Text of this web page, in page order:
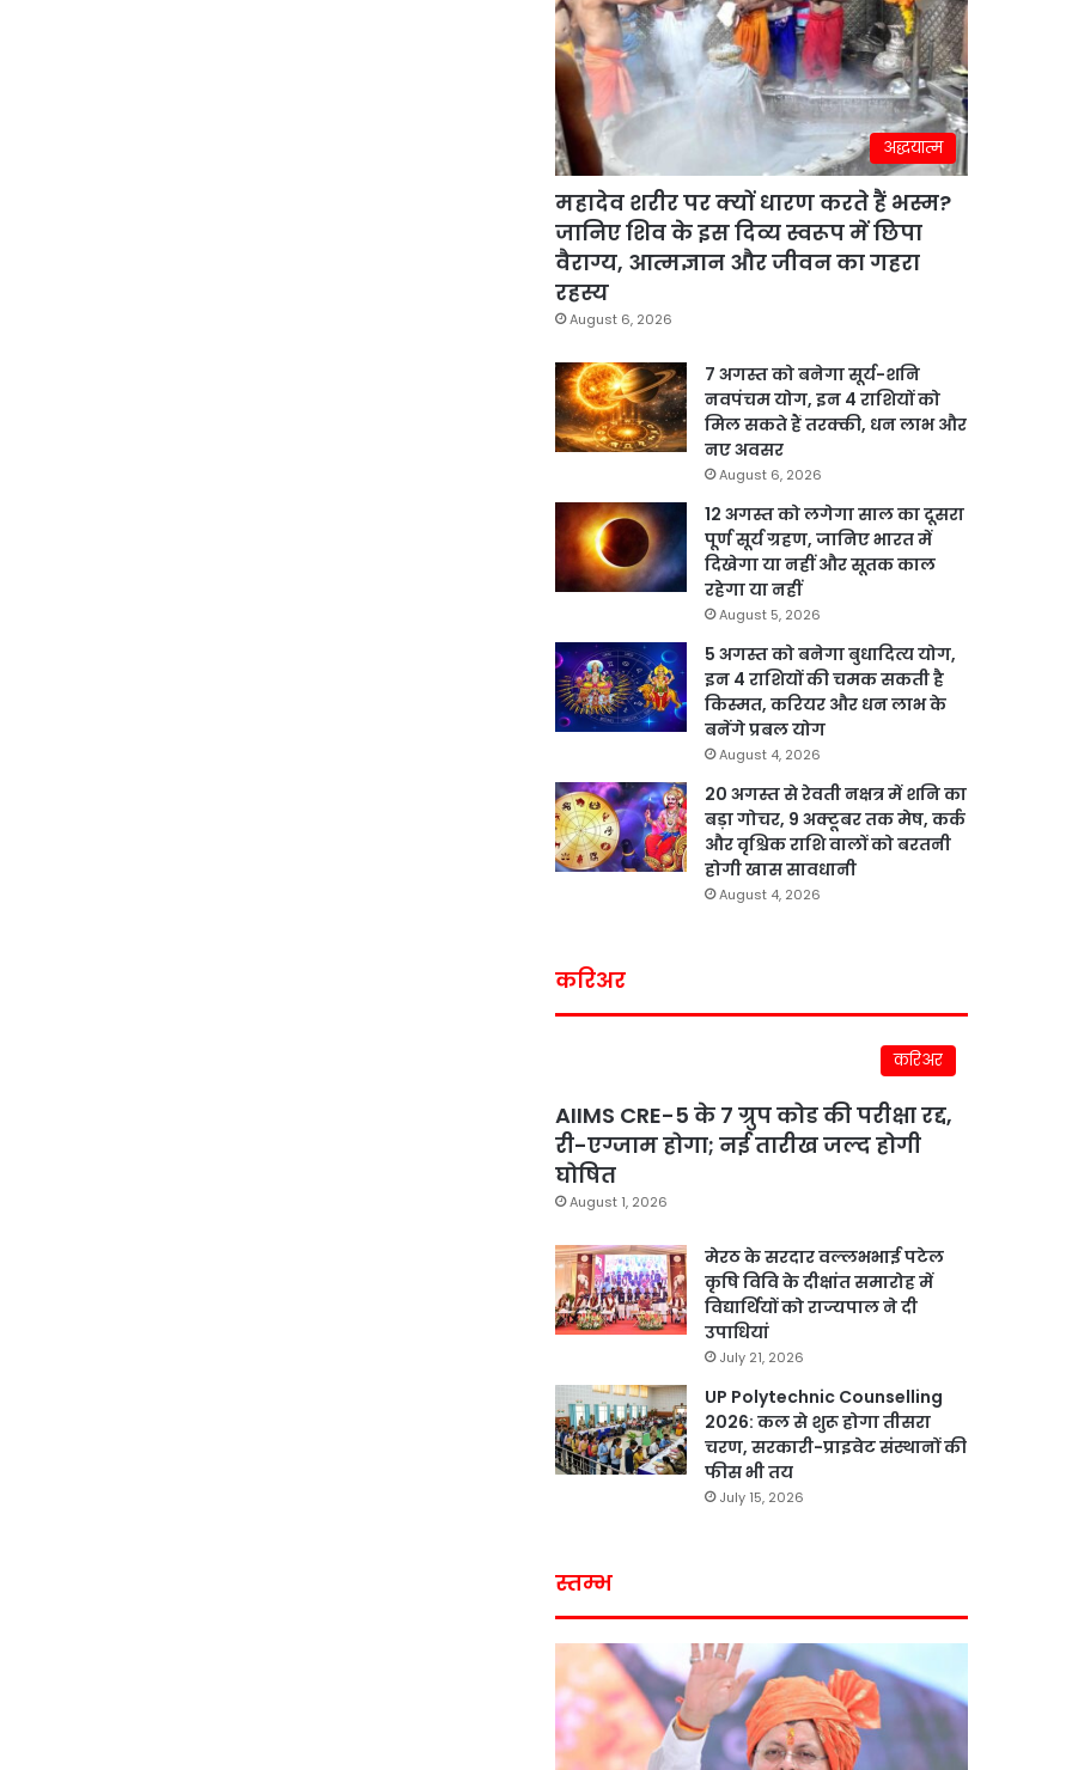
अद्धयात्म
महादेव शरीर पर क्यों धारण करते हैं भस्म?
जानिए शिव के इस दिव्य स्वरूप में छिपा
वैराग्य, आत्मज्ञान और जीवन का गहरा
रहस्य
August 6, 2026
7 अगस्त को बनेगा सूर्य-शनि
नवपंचम योग, इन 4 राशियों को
मिल सकते हैं तरक्की, धन लाभ और
नए अवसर
August 6, 2026
12 अगस्त को लगेगा साल का दूसरा
पूर्ण सूर्य ग्रहण, जानिए भारत में
दिखेगा या नहीं और सूतक काल
रहेगा या नहीं
August 5, 2026
5 अगस्त को बनेगा बुधादित्य योग,
इन 4 राशियों की चमक सकती है
किस्मत, करियर और धन लाभ के
बनेंगे प्रबल योग
August 4, 2026
20 अगस्त से रेवती नक्षत्र में शनि का
बड़ा गोचर, 9 अक्टूबर तक मेष, कर्क
और वृश्चिक राशि वालों को बरतनी
होगी खास सावधानी
August 4, 2026
करिअर
करिअर
AIIMS CRE-5 के 7 ग्रुप कोड की परीक्षा रद्द,
री-एग्जाम होगा; नई तारीख जल्द होगी
घोषित
August 1, 2026
मेरठ के सरदार वल्लभभाई पटेल
कृषि विवि के दीक्षांत समारोह में
विद्यार्थियों को राज्यपाल ने दी
उपाधियां
July 21, 2026
UP Polytechnic Counselling
2026: कल से शुरू होगा तीसरा
चरण, सरकारी-प्राइवेट संस्थानों की
फीस भी तय
July 15, 2026
स्तम्भ